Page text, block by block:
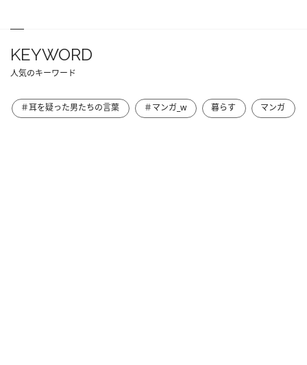
KEYWORD
人気のキーワード
＃耳を疑った男たちの言葉 ＃マンガ_w 暮らす マンガ